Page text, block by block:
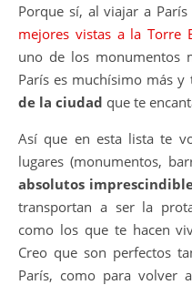
Porque sí, al viajar a
mejores vistas a la Torre
uno de los monumentos
París es muchísimo más y
de la ciudad que te
Así que en esta lista te
lugares (monumentos,
absolutos
transportan a ser la
como los que te hacen
Creo que son perfectos
París, como para volver